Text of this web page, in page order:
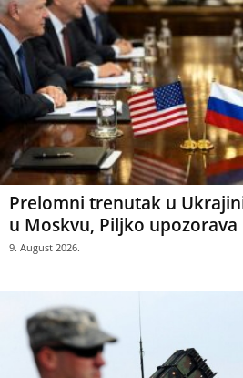
Prelomni trenutak u
u Moskvu, Piljko
9. August 2026.